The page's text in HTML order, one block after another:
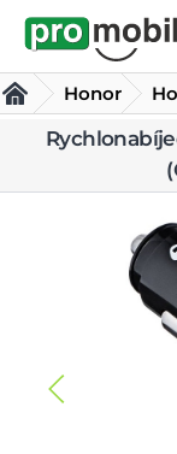
Honor
36W (CC50-